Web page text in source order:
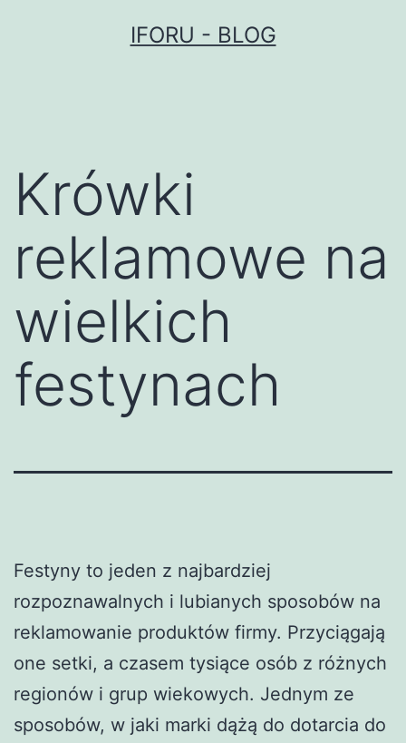
IFORU - BLOG
Krówki
reklamowe na
wielkich
festynach
Festyny to jeden z najbardziej
rozpoznawalnych i lubianych sposobów na
reklamowanie produktów firmy. Przyciągają
one setki, a czasem tysiące osób z różnych
regionów i grup wiekowych. Jednym ze
sposobów, w jaki marki dążą do dotarcia do